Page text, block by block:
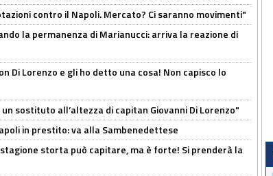
contro il Napoli. Mercato? Ci saranno movimenti"
la permanenza di Marianucci: arriva la reazione di
Di Lorenzo e gli ho detto una cosa! Non capisco lo
sostituto all’altezza di capitan Giovanni Di Lorenzo"
in prestito: va alla Sambenedettese
stagione storta può capitare, ma è forte! Si prenderà la